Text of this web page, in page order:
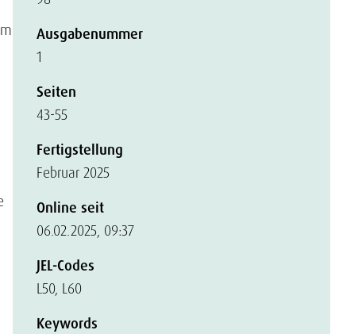
Ausgabenummer
1
Seiten
43-55
Fertigstellung
Februar 2025
Online seit
06.02.2025, 09:37
JEL-Codes
L50, L60
Keywords